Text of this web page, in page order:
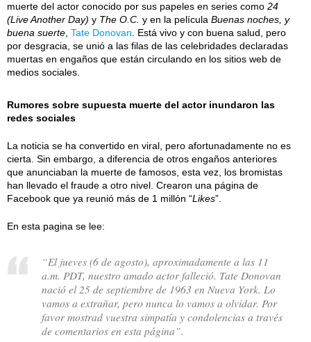
muerte del actor conocido por sus papeles en series como 24
(Live Another Day) y The O.C. y en la película Buenas noches, y
buena suerte Tate Donovan . Está vivo y con buena salud, pero
por desgracia, se unió a las filas de las celebridades declaradas
muertas en engaños que están circulando en los sitios web de
medios sociales.
Rumores sobre supuesta muerte del actor inundaron las
redes sociales
La noticia se ha convertido en viral, pero afortunadamente no es
cierta. Sin embargo, a diferencia de otros engaños anteriores
que anunciaban la muerte de famosos, esta vez, los bromistas
han llevado el fraude a otro nivel. Crearon una página de
Facebook que ya reunió más de 1 millón “Likes”.
En esta pagina se lee:
“El jueves (6 de agosto), aproximadamente a las 11
a.m. PDT, nuestro amado actor falleció. Tate Donovan
nació el 25 de septiembre de 1963 en Nueva York. Lo
vamos a extrañar, pero nunca lo vamos a olvidar. Por
favor mostrad vuestra simpatía y condolencias a través
de comentarios en esta página”.